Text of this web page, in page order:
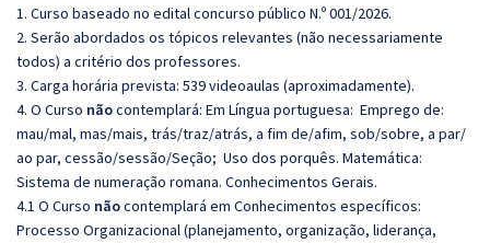
1. Curso baseado no edital concurso público N.º 001/2026.
2. Serão abordados os tópicos relevantes (não necessariamente
todos) a critério dos professores.
3. Carga horária prevista: 539 videoaulas (aproximadamente).
4. O Curso nãocontemplará: Em Língua portuguesa: Emprego de:
mau/mal, mas/mais, trás/traz/atrás, a fim de/afim, sob/sobre, a par/
ao par, cessão/sessão/Seção; Uso dos porquês. Matemática:
Sistema de numeração romana. Conhecimentos Gerais.
4.1 O Curso nãocontemplará em Conhecimentos específicos:
Processo Organizacional (planejamento, organização, liderança,